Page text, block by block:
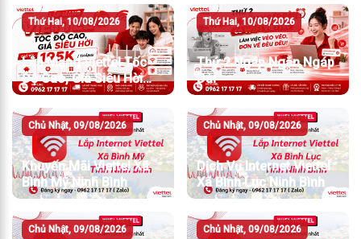
Thứ Hai, 10/08/2026
Lắp Mạng Viettel Tốc
Độ Cao, Giá Siêu Hời
Chỉ Từ 195K/Tháng
Thứ Hai, 10/08/2026
Thứ 2 Ngáp Ngắn Ngáp
Dài
Chủ Nhật, 09/08/2026
Khuyến Mãi Viettel Xã
Bình Mỹ Ninh Bình
Chủ Nhật, 09/08/2026
Dịch Vụ Internet Viettel
Xã Bình Lục Ninh Bình
Chủ Nhật, 09/08/2026 Chủ Nhật, 09/08/2026